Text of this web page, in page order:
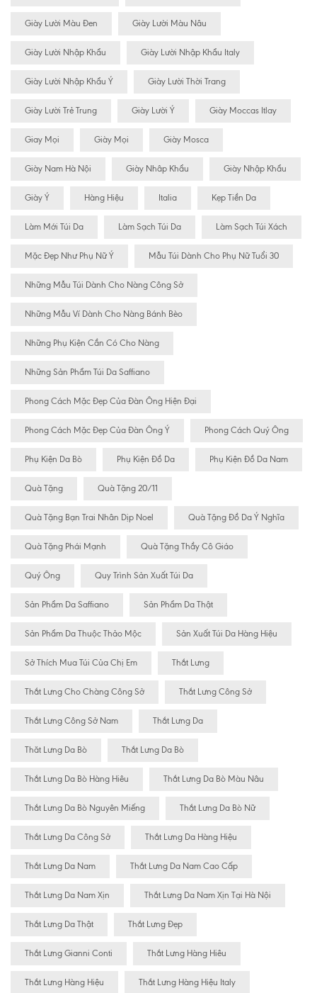
Giày Lười Màu Đen Giày Lười Màu Nâu
Giày Lười Nhập Khẩu Giày Lười Nhập Khẩu Italy
Giày Lười Nhập Khẩu Ý Giày Lười Thời Trang
Giày Lười Trẻ Trung Giày Lười Ý Giày Moccas Itlay
Giay Mọi Giày Mọi Giày Mosca
Giày Nam Hà Nội Giày Nhâp Khẩu Giày Nhập Khẩu
Giày Ý Hàng Hiệu Italia Kẹp Tiền Da
Làm Mới Túi Da Làm Sạch Túi Da Làm Sạch Túi Xách
Mặc Đẹp Như Phụ Nữ Ý Mẫu Túi Dành Cho Phụ Nữ Tuổi 30
Những Mẫu Túi Dành Cho Nàng Công Sở
Những Mẫu Ví Dành Cho Nàng Bánh Bèo
Những Phụ Kiện Cần Có Cho Nàng
Những Sản Phẩm Túi Da Saffiano
Phong Cách Mặc Đẹp Của Đàn Ông Hiện Đại
Phong Cách Mặc Đẹp Của Đàn Ông Ý Phong Cách Quý Ông
Phụ Kiện Da Bò Phụ Kiện Đồ Da Phụ Kiện Đồ Da Nam
Quà Tặng Quà Tặng 20/11
Quà Tặng Bạn Trai Nhân Dịp Noel Quà Tặng Đồ Da Ý Nghĩa
Quà Tặng Phái Mạnh Quà Tặng Thầy Cô Giáo
Quý Ông Quy Trình Sản Xuất Túi Da
Sản Phẩm Da Saffiano Sản Phẩm Da Thật
Sản Phẩm Da Thuộc Thảo Mộc Sản Xuất Túi Da Hàng Hiệu
Sở Thích Mua Túi Của Chị Em Thắt Lưng
Thắt Lưng Cho Chàng Công Sở Thắt Lưng Công Sở
Thắt Lưng Công Sở Nam Thắt Lưng Da
Thăt Lưng Da Bò Thắt Lưng Da Bò
Thắt Lưng Da Bò Hàng Hiêu Thắt Lưng Da Bò Màu Nâu
Thắt Lưng Da Bò Nguyên Miếng Thắt Lưng Da Bò Nữ
Thắt Lưng Da Công Sở Thắt Lưng Da Hàng Hiệu
Thắt Lưng Da Nam Thắt Lưng Da Nam Cao Cấp
Thắt Lưng Da Nam Xịn Thắt Lưng Da Nam Xịn Tại Hà Nội
Thắt Lưng Da Thật Thắt Lưng Đẹp
Thắt Lưng Gianni Conti Thắt Lưng Hàng Hiêu
Thắt Lưng Hàng Hiệu Thắt Lưng Hàng Hiệu Italy